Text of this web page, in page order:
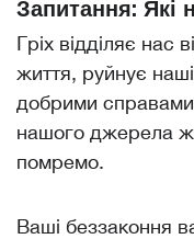
Запитання: Які
Гріх відділяє
життя, руйнує
добрими справами,
нашого джерела
помремо.
Ваші беззаконня